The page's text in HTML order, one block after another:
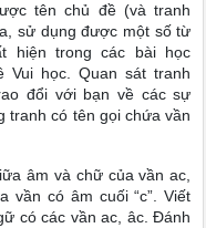
tên chủ đề (và tranh
sử dụng được một số từ
hiện trong các bài học
Vui học. Quan sát tranh
đổi với bạn về các sự
tranh có tên gọi chứa vần
âm và chữ của vần ac,
vần có âm cuối “c”. Viết
có các vần ac, âc. Đánh